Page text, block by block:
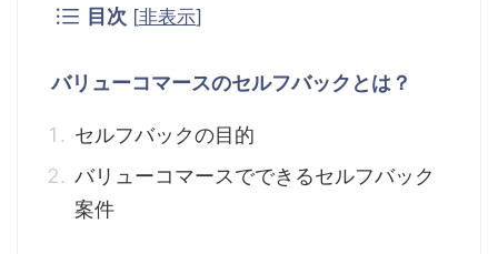
目次 [非表示]
バリューコマースのセルフバックとは？
セルフバックの目的
バリューコマースでできるセルフバック
案件